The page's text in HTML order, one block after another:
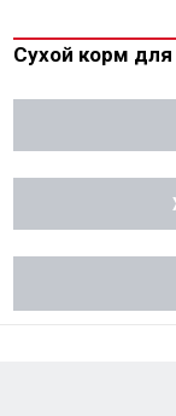
Сухой корм